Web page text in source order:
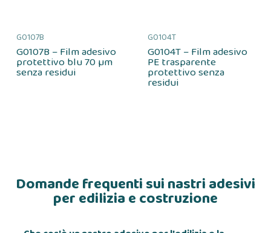
G0107B
G0107B – Film adesivo
protettivo blu 70 µm
senza residui
G0104T
G0104T – Film adesivo
PE trasparente
protettivo senza
residui
Domande frequenti sui nastri adesivi
per edilizia e costruzione